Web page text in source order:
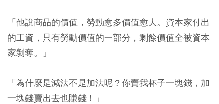
「他說商品的價值，勞動愈多價值愈大。資本家付出
的工資，只有勞動價值的一部分，剩餘價值全被資本
家剝奪。」
「為什麼是減法不是加法呢？你賣我杯子一塊錢，加
一塊錢賣出去也賺錢！」